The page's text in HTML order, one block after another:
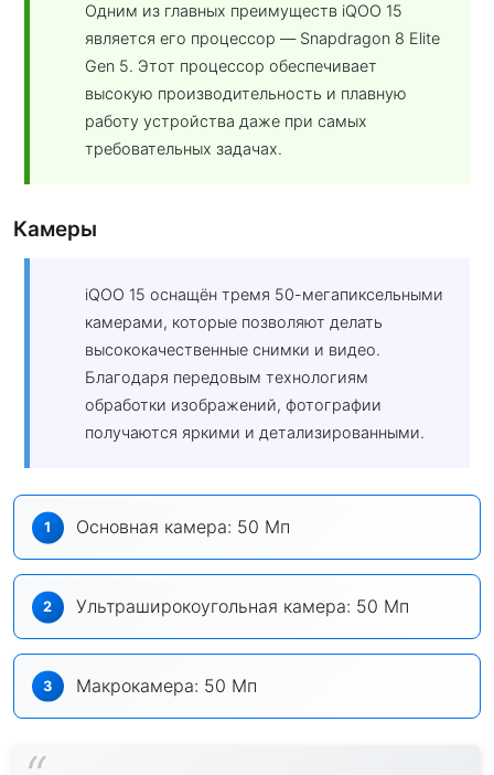
Одним из главных преимуществ iQOO 15
является его процессор — Snapdragon 8 Elite
Gen 5. Этот процессор обеспечивает
высокую производительность и плавную
работу устройства даже при самых
требовательных задачах.
Камеры
iQOO 15 оснащён тремя 50-мегапиксельными
камерами, которые позволяют делать
высококачественные снимки и видео.
Благодаря передовым технологиям
обработки изображений, фотографии
получаются яркими и детализированными.
Основная камера: 50 Мп
Ультраширокоугольная камера: 50 Мп
Макрокамера: 50 Мп